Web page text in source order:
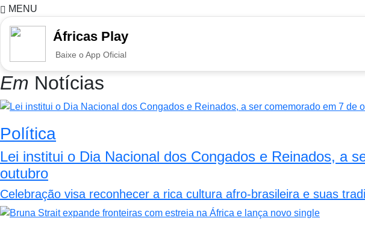
MENU
Áfricas Play
Baixe o App Oficial
Em Notícias
Política
Lei institui o Dia Nacional dos Congados e Reinados, a
outubro
Celebração visa reconhecer a rica cultura afro-brasileira e suas